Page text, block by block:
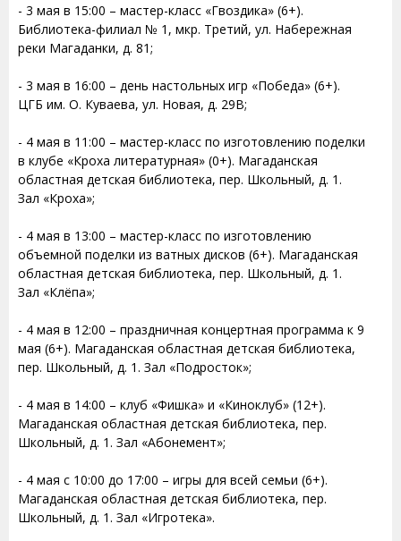
- 3 мая в 15:00 – мастер-класс «Гвоздика» (6+).
Библиотека-филиал № 1, мкр. Третий, ул. Набережная
реки Магаданки, д. 81;
- 3 мая в 16:00 – день настольных игр «Победа» (6+).
ЦГБ им. О. Куваева, ул. Новая, д. 29В;
- 4 мая в 11:00 – мастер-класс по изготовлению поделки
в клубе «Кроха литературная» (0+). Магаданская
областная детская библиотека, пер. Школьный, д. 1.
Зал «Кроха»;
- 4 мая в 13:00 – мастер-класс по изготовлению
объемной поделки из ватных дисков (6+). Магаданская
областная детская библиотека, пер. Школьный, д. 1.
Зал «Клёпа»;
- 4 мая в 12:00 – праздничная концертная программа к 9
мая (6+). Магаданская областная детская библиотека,
пер. Школьный, д. 1. Зал «Подросток»;
- 4 мая в 14:00 – клуб «Фишка» и «Киноклуб» (12+).
Магаданская областная детская библиотека, пер.
Школьный, д. 1. Зал «Абонемент»;
- 4 мая с 10:00 до 17:00 – игры для всей семьи (6+).
Магаданская областная детская библиотека, пер.
Школьный, д. 1. Зал «Игротека».